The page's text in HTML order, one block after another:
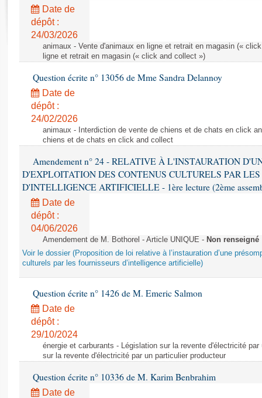
Rapports législatifs
Rapports sur l'application des lois
Baromètre de l’application des lois
Dossiers législatifs
Budget et sécurité sociale
Questions écrites et orales
Comptes rendus des débats
Date de
dépôt :
24/03/2026
animaux - Vente d'animaux en ligne et retrait en magasin («
ligne et retrait en magasin (« click and collect »)
Question écrite n° 13056 de Mme Sandra Delannoy
Date de
dépôt :
24/02/2026
animaux - Interdiction de vente de chiens et de chats en click
chiens et de chats en click and collect
Amendement n° 24 - RELATIVE À L'INSTAURATION
D'EXPLOITATION DES CONTENUS CULTURELS PAR LES
D'INTELLIGENCE ARTIFICIELLE - 1ère lecture (2ème
Date de
dépôt :
04/06/2026
Amendement de M. Bothorel - Article UNIQUE - Non renseigné
Voir le dossier (Proposition de loi relative à l’instauration d’une
culturels par les fournisseurs d’intelligence artificielle)
Question écrite n° 1426 de M. Emeric Salmon
Date de
dépôt :
29/10/2024
énergie et carburants - Législation sur la revente d'électricité
sur la revente d'électricité par un particulier producteur
Question écrite n° 10336 de M. Karim Benbrahim
Date de